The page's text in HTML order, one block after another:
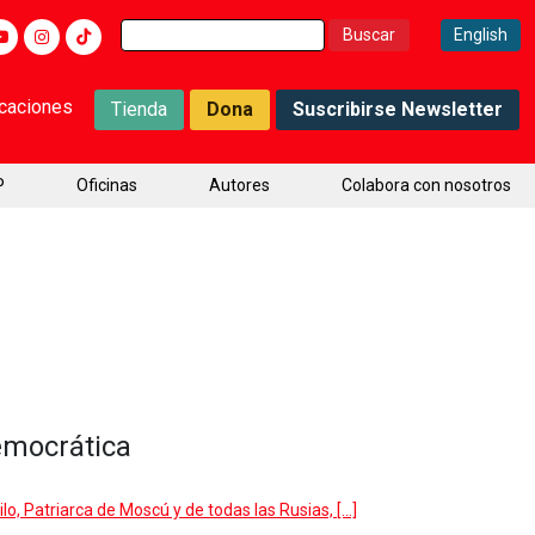
Buscar: English
Tienda Dona Suscribirse Newsletter
Oficinas Autores Colabora con nosotros
Patriarca de Moscú y de todas las Rusias, […]